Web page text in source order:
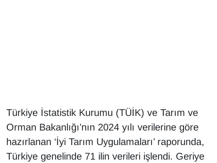
Türkiye İstatistik Kurumu (TÜİK) ve Tarım ve
Orman Bakanlığı’nın 2024 yılı verilerine göre
hazırlanan ‘İyi Tarım Uygulamaları’ raporunda,
Türkiye genelinde 71 ilin verileri işlendi. Geriye
HABERDE İNSAN
İngilizce
Kadın